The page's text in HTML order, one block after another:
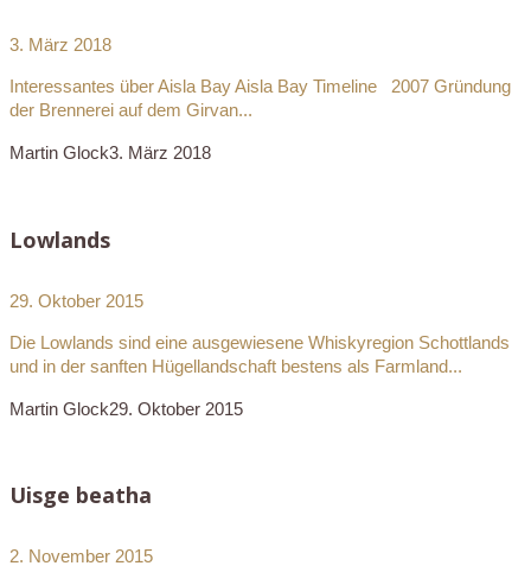
3. März 2018
Interessantes über Aisla Bay Aisla Bay Timeline 2007 Gründung
der Brennerei auf dem Girvan...
Martin Glock3. März 2018
Lowlands
29. Oktober 2015
Die Lowlands sind eine ausgewiesene Whiskyregion Schottlands
und in der sanften Hügellandschaft bestens als Farmland...
Martin Glock29. Oktober 2015
Uisge beatha
2. November 2015